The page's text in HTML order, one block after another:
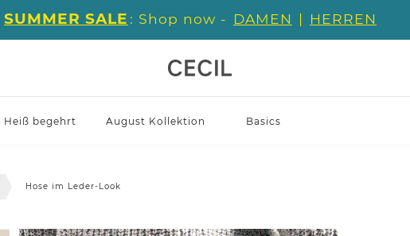
SUMMER SALE : Shop now - DAMEN | HERREN
Heiß begehrt August Kollektion Basics
Hose im Leder-Look